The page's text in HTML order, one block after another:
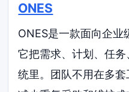
ONES
ONES是一款面向企业
它把需求、计划、任
统里。团队不用在多